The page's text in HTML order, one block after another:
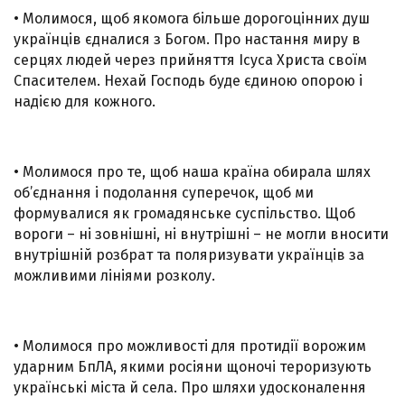
• Молимося, щоб якомога більше дорогоцінних душ
українців єдналися з Богом. Про настання миру в
серцях людей через прийняття Ісуса Христа своїм
Спасителем. Нехай Господь буде єдиною опорою і
надією для кожного.
• Молимося про те, щоб наша країна обирала шлях
об’єднання і подолання суперечок, щоб ми
формувалися як громадянське суспільство. Щоб
вороги – ні зовнішні, ні внутрішні – не могли вносити
внутрішній розбрат та поляризувати українців за
можливими лініями розколу.
• Молимося про можливості для протидії ворожим
ударним БпЛА, якими росіяни щоночі тероризують
українські міста й села. Про шляхи удосконалення